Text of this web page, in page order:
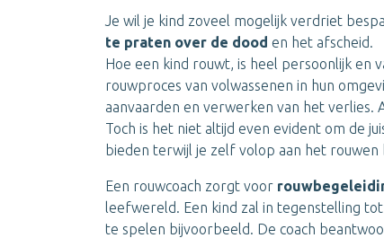
Je wil je kind zoveel mogelijk verdriet
te praten over de dood en het afscheid.
Hoe een kind rouwt, is heel persoonlijk en
rouwproces van volwassenen in hun
aanvaarden en verwerken van het verlies.
Toch is het niet altijd even evident om de
bieden terwijl je zelf volop aan het rouwen
Een rouwcoach zorgt voor
leefwereld. Een kind zal in tegenstelling
te spelen bijvoorbeeld. De coach